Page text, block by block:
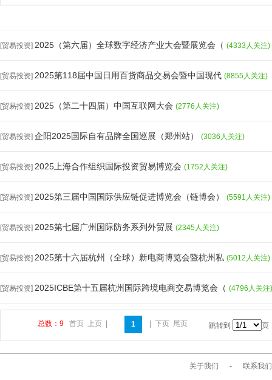
[贸易投资] 2025（第六届）全球数字经济产业大会暨展览会（ (4333人关注)
[贸易投资] 2025第118届中国日用百货商品交易会暨中国现代 (8855人关注)
[贸易投资] 2025（第二十四届）中国互联网大会 (2776人关注)
[贸易投资] 企阳2025国际自有品牌全国巡展（郑州站） (3036人关注)
[贸易投资] 2025上海合作组织国际投资贸易博览会 (1752人关注)
[贸易投资] 2025第三届中国国际供应链促进博览会（链博会） (5591人关注)
[贸易投资] 2025第七届广州国际防务系列外贸展 (2345人关注)
[贸易投资] 2025第十六届杭州（全球）新电商博览会暨杭州私 (5012人关注)
[贸易投资] 2025ICBE第十五届杭州国际跨境电商交易博览会（ (4796人关注)
总数：9 首页 上页 1 下页 尾页 跳转到 页
关于我们 - 联系我们